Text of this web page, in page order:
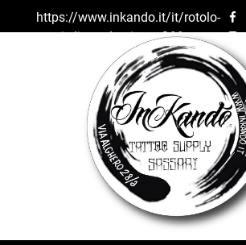
https://www.inkando.it/it/rotolo-
copri-clipcord-unistar--366m